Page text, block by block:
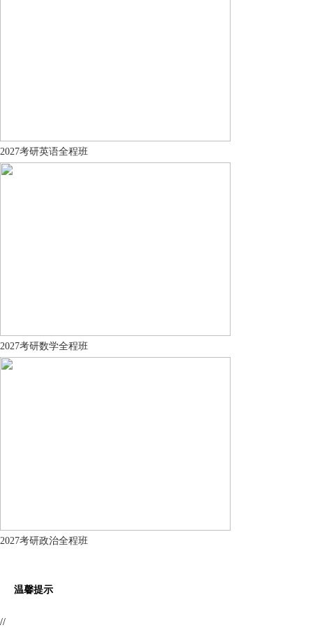
2027考研英语全程班
2027考研数学全程班
2027考研政治全程班
温馨提示
//